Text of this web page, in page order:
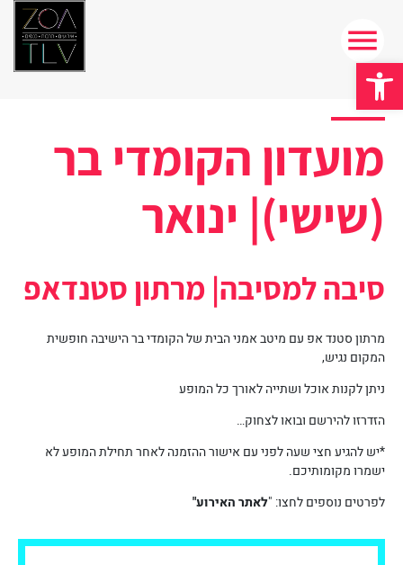
פתח סרגל נגישות
מועדון הקומדי בר
(שישי)| ינואר
סיבה למסיבה| מרתון סטנדאפ
מרתון סטנד אפ עם מיטב אמני הבית של הקומדי בר הישיבה חופשית
המקום נגיש,
ניתן לקנות אוכל ושתייה לאורך כל המופע
הזדרזו להירשם ובואו לצחוק…
*יש להגיע חצי שעה לפני עם אישור ההזמנה לאחר תחילת המופע לא
ישמרו מקומותיכם.
לפרטים נוספים לחצו: "לאתר האירוע"